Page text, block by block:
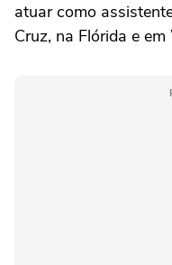
atuar como
Cruz, na Flórida e